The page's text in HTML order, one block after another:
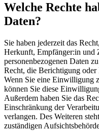
Welche Rechte
Daten?
Sie haben jederzeit das
Herkunft, Empfänger:in und
personenbezogenen Daten
Recht, die Berichtigung oder
Wenn Sie eine Einwilligung
können Sie diese
Außerdem haben Sie das
Einschränkung der
verlangen. Des Weiteren
zuständigen